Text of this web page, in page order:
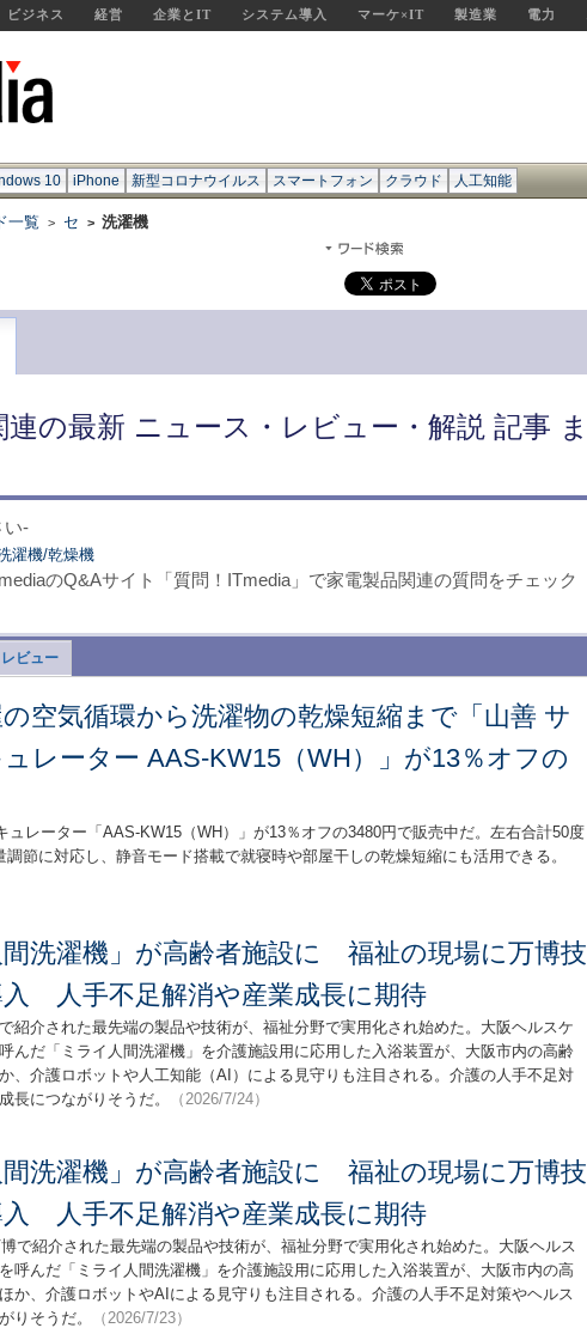
ビジネス 経営 企業とIT システム導入 マーケ×IT 製造業 電力
10 iPhone 新型コロナウイルス スマートフォン クラウド 人工知能
一覧 > セ > 洗濯機
連の最新 ニュース・レビュー・解説 記事 ま
い-
濯機/乾燥機
のQ&Aサイト「質問！ITmedia」で家電製品関連の質問をチェック
レビュー
空気循環から洗濯物の乾燥短縮まで「山善 サ
ュレーター AAS-KW15（WH）」が13％オフの
ュレーター「AAS-KW15（WH）」が13％オフの3480円で販売中だ。左右合計50度
節に対応し、静音モード搭載で就寝時や部屋干しの乾燥短縮にも活用できる。
間洗濯機」が高齢者施設に 福祉の現場に万博技
人手不足解消や産業成長に期待
紹介された最先端の製品や技術が、福祉分野で実用化され始めた。大阪ヘルスケ
んだ「ミライ人間洗濯機」を介護施設用に応用した入浴装置が、大阪市内の高齢
、介護ロボットや人工知能（AI）による見守りも注目される。介護の人手不足対
長につながりそうだ。
（2026/7/24）
間洗濯機」が高齢者施設に 福祉の現場に万博技
人手不足解消や産業成長に期待
で紹介された最先端の製品や技術が、福祉分野で実用化され始めた。大阪ヘルス
呼んだ「ミライ人間洗濯機」を介護施設用に応用した入浴装置が、大阪市内の高
か、介護ロボットやAIによる見守りも注目される。介護の人手不足対策やヘルス
りそうだ。
（2026/7/23）